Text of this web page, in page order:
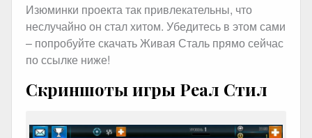
Изюминки проекта так привлекательны, что
неслучайно он стал хитом. Убедитесь в этом сами
– попробуйте скачать Живая Сталь прямо сейчас
по ссылке ниже!
Скриншоты игры Реал Стил